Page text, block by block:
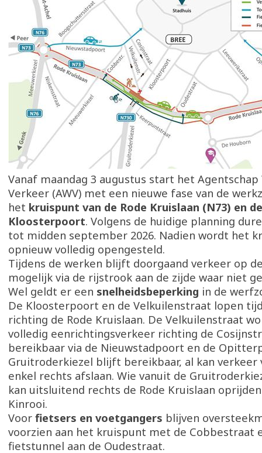
Vanaf maandag 3 augustus start het Agentschap
Verkeer (AWV) met een nieuwe fase van de
het kruispunt van de Rode Kruislaan (N73) en de
Kloosterpoort. Volgens de huidige planning
tot midden september 2026. Nadien wordt het
opnieuw volledig opengesteld.
Tijdens de werken blijft doorgaand verkeer op
mogelijk via de rijstrook aan de zijde waar niet
Wel geldt er een snelheidsbeperking in de
De Kloosterpoort en de Velkuilenstraat lopen
richting de Rode Kruislaan. De Velkuilenstraat
volledig eenrichtingsverkeer richting de
bereikbaar via de Nieuwstadpoort en de
Gruitroderkiezel blijft bereikbaar, al kan verkeer
enkel rechts afslaan. Wie vanuit de
kan uitsluitend rechts de Rode Kruislaan
Kinrooi.
Voor fietsers en voetgangers blijven
voorzien aan het kruispunt met de Cobbestraat
fietstunnel aan de Oudestraat.